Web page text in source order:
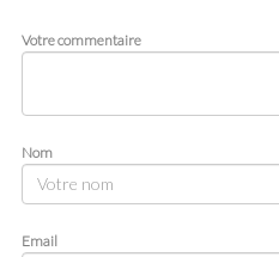
Votre commentaire
Nom
Email